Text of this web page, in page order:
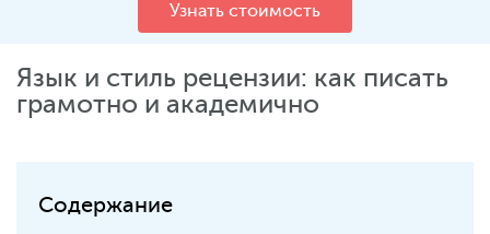
Узнать стоимость
Язык и стиль рецензии: как писать
грамотно и академично
Содержание